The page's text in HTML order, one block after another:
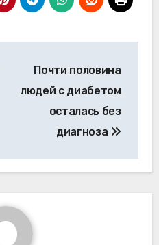
Почти половина
людей с диабетом
осталась без
диагноза